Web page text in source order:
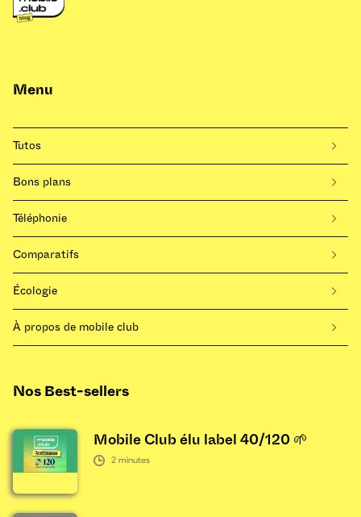
Menu
Tutos
Bons plans
Téléphonie
Comparatifs
Écologie
À propos de mobile club
Nos Best-sellers
Mobile Club élu label 40/120 🌱
2 minutes